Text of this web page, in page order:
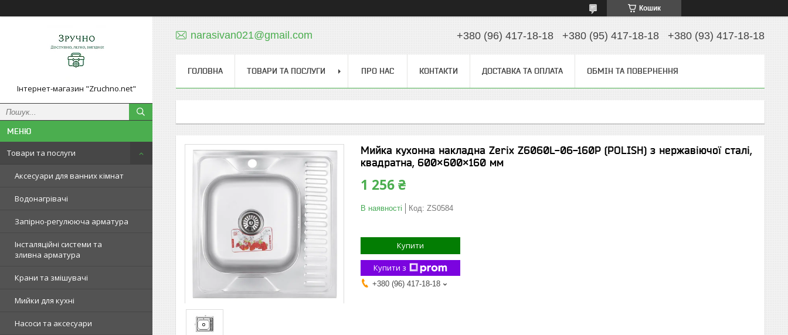
Кошик
Інтернет-магазин "Zruchno.net"
Товари та послуги
Аксесуари для ванних кімнат
Водонагрівачі
Запірно-регулююча арматура
Інсталяційні системи та
зливна арматура
Крани та змішувачі
Мийки для кухні
Насоси та аксесуари
narasivan021@gmail.com +380 (96) 417-18-18 +380 (95) 417-18-18 +380 (93) 417-18-18
ГОЛОВНА ТОВАРИ ТА ПОСЛУГИ ПРО НАС КОНТАКТИ ДОСТАВКА ТА ОПЛАТА ОБМІН ТА ПОВЕРНЕННЯ
Мийка кухонна накладна Zerix Z6060L-06-160P (POLISH) з нержавіючої сталі,
квадратна, 600×600×160 мм
1 256 ₴
В наявності Код: ZS0584
Купити
Купити з
+380 (96) 417-18-18